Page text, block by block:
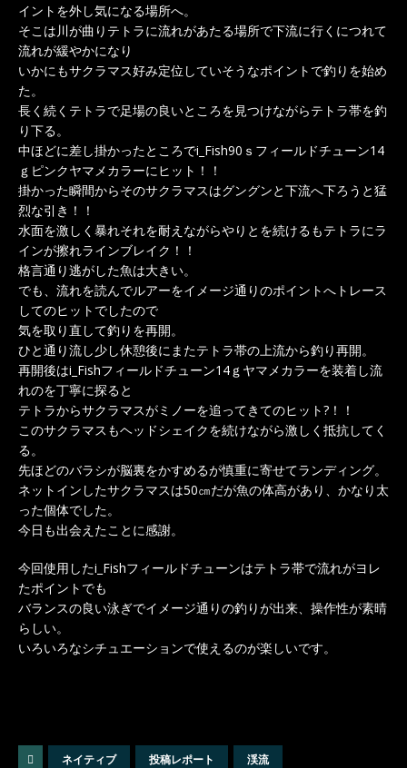
イントを外し気になる場所へ。
そこは川が曲りテトラに流れがあたる場所で下流に行くにつれて
流れが緩やかになり
いかにもサクラマス好み定位していそうなポイントで釣りを始め
た。
長く続くテトラで足場の良いところを見つけながらテトラ帯を釣
り下る。
中ほどに差し掛かったところでi_Fish90ｓフィールドチューン14
ｇピンクヤマメカラーにヒット！！
掛かった瞬間からそのサクラマスはグングンと下流へ下ろうと猛
烈な引き！！
水面を激しく暴れそれを耐えながらやりとを続けるもテトラにラ
インが擦れラインブレイク！！
格言通り逃がした魚は大きい。
でも、流れを読んでルアーをイメージ通りのポイントへトレース
してのヒットでしたので
気を取り直して釣りを再開。
ひと通り流し少し休憩後にまたテトラ帯の上流から釣り再開。
再開後はi_Fishフィールドチューン14ｇヤマメカラーを装着し流
れのを丁寧に探ると
テトラからサクラマスがミノーを追ってきてのヒット?！！
このサクラマスもヘッドシェイクを続けながら激しく抵抗してく
る。
先ほどのバラシが脳裏をかすめるが慎重に寄せてランディング。
ネットインしたサクラマスは50㎝だが魚の体高があり、かなり太
った個体でした。
今日も出会えたことに感謝。
今回使用したi_Fishフィールドチューンはテトラ帯で流れがヨレ
たポイントでも
バランスの良い泳ぎでイメージ通りの釣りが出来、操作性が素晴
らしい。
いろいろなシチュエーションで使えるのが楽しいです。
ネイティブ 投稿レポート 渓流